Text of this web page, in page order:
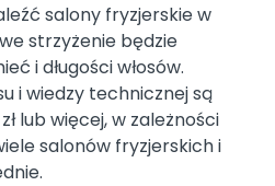
salony fryzjerskie w
strzyżenie będzie
i długości włosów.
i wiedzy technicznej są
lub więcej, w zależności
salonów fryzjerskich i